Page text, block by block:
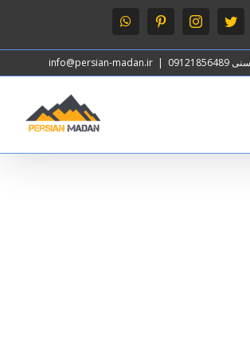
Twitter
Instagram
Pinterest
WhatsApp
|
info@persian-madan.ir